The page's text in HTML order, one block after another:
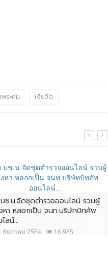
ระคม เงินวัด
ช.น.จัดชุดตำรวจออนไลน์ รวบผู้
า หลอกเป็น จนท.บริษัทบิทคัพ
ลน์...
ธันวาคม 2564 16,985